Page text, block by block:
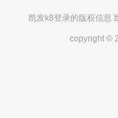
凯发k8登录的版权信息
copyright ©